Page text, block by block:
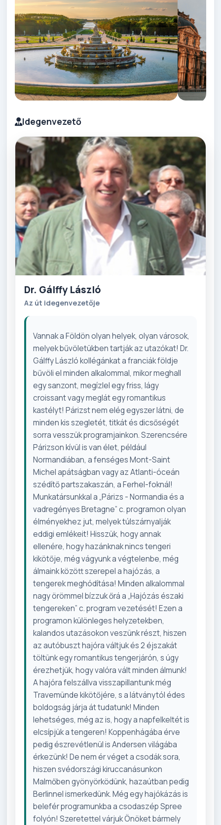
Idegenvezető
Dr. Gálffy László
Az út idegenvezetője
Vannak a Földön olyan helyek, olyan városok,
melyek bűvöletükben tartják az utazókat! Dr.
Gálffy László kollégánkat a franciák földje
bűvöli el minden alkalommal, mikor meghall
egy sanzont, megízlel egy friss, lágy
croissant vagy meglát egy romantikus
kastélyt! Párizst nem elég egyszer látni, de
minden kis szegletét, titkát és dicsőségét
sorra vesszük programjainkon. Szerencsére
Párizson kívül is van élet, például
Normandiában, a fenséges Mont-Saint
Michel apátságban vagy az Atlanti-óceán
szédítő partszakaszán, a Ferhel-foknál!
Munkatársunkkal a „Párizs - Normandia és a
vadregényes Bretagne” c. programon olyan
élményekhez jut, melyek túlszárnyalják
eddigi emlékeit! Hisszük, hogy annak
ellenére, hogy hazánknak nincs tengeri
kikötője, még vágyunk a végtelenbe, még
álmaink között szerepel a hajózás, a
tengerek meghódítása! Minden alkalommal
nagy örömmel bízzuk őrá a „Hajózás északi
tengereken” c. program vezetését! Ezen a
programon különleges helyzetekben,
kalandos utazásokon veszünk részt, hiszen
az autóbuszt hajóra váltjuk és 2 éjszakát
töltünk egy romantikus tengerjárón, s úgy
érezhetjük, hogy valóra vált minden álmunk!
A hajóra felszállva visszapillantunk még
Travemünde kikötőjére, s a látványtól édes
boldogság járja át tudatunk! Minden
lehetséges, még az is, hogy a napfelkeltét is
elcsípjük a tengeren! Koppenhágába érve
pedig észrevétlenül is Andersen világába
érkezünk! De nem ér véget a csodák sora,
hiszen svédországi kiruccanásunkon
Malmőben gyönyörködünk, hazaútban pedig
Berlinnel ismerkedünk. Még egy hajókázás is
belefér programunkba a csodaszép Spree
folyón! Szeretettel várjuk Önöket bármely